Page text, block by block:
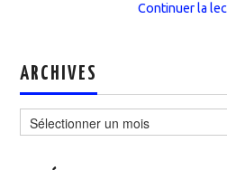
Continuer la
ARCHIVES